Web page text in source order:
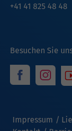
Besuchen Sie
Impressum
+41 41 825 48 48